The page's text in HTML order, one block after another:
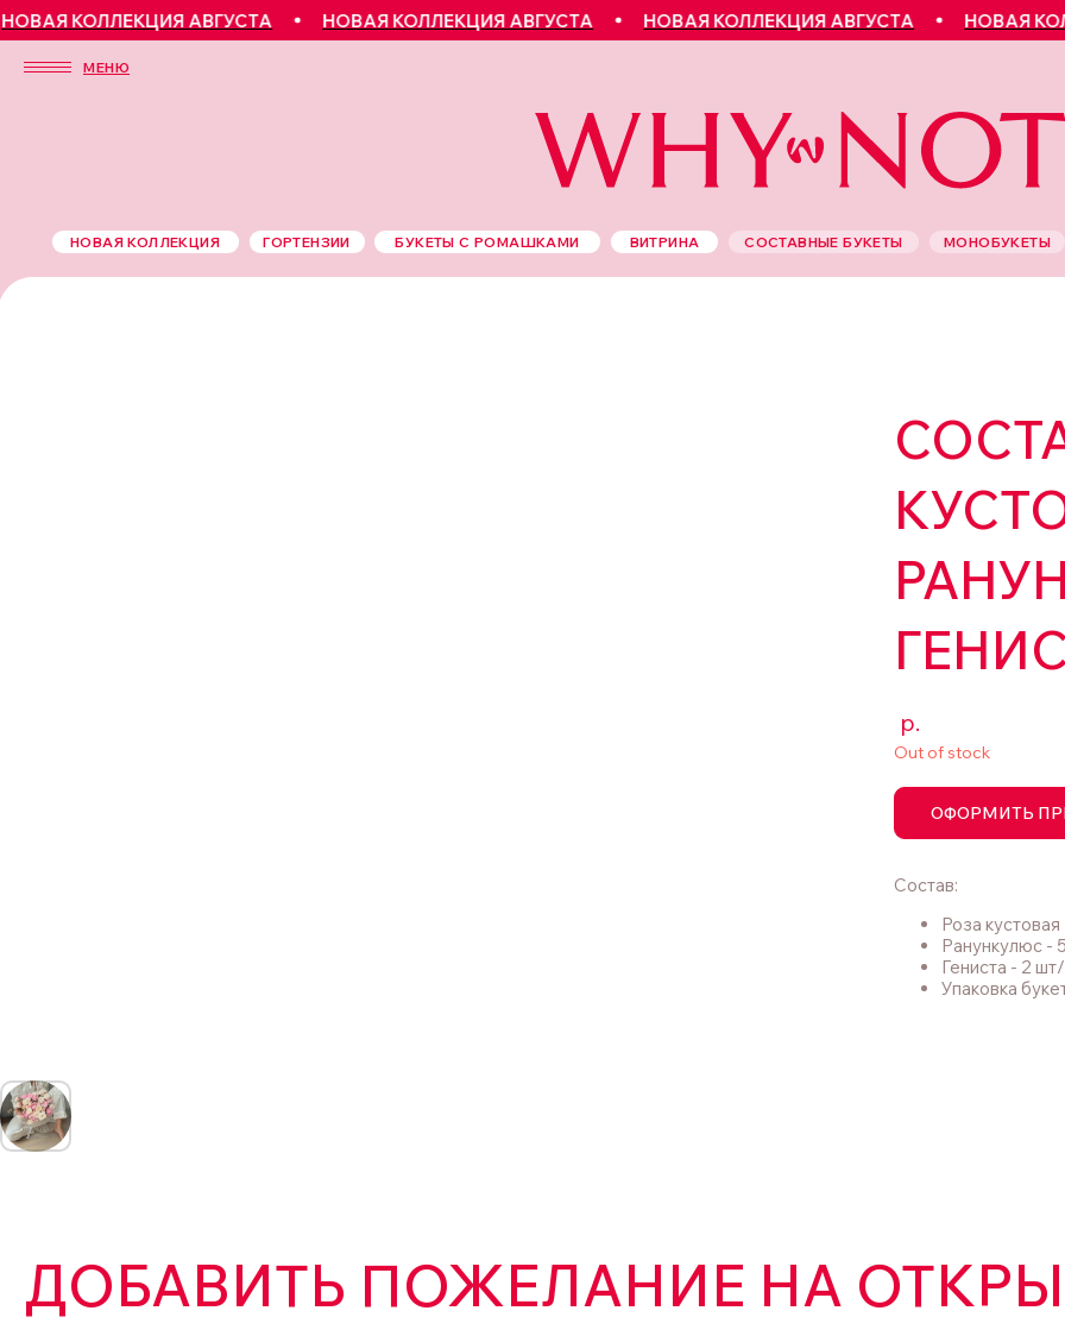
КОЛЛЕКЦИЯ АВГУСТА НОВАЯ КОЛЛЕКЦИЯ АВГУСТА НОВАЯ КОЛЛЕКЦИЯ АВГУСТА НОВАЯ
МЕНЮ
БУКЕТЫ С РОМАШКАМИ ВИТРИНА
НОВАЯ КОЛЛЕКЦИЯ ГОРТЕНЗИИ МОНОБУКЕТЫ
СОСТАВНЫЕ БУКЕТЫ
р.
Out of stock
ОФОРМИТЬ
Состав:
Роза
Ранункулюс -
Гениста - 2
Упаковка
ДОБАВИТЬ ПОЖЕЛАНИЕ НА